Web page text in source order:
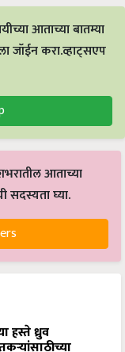
आताच्या बातम्या
जॉईन करा.व्हाट्सएप
आताच्या
सदस्यता घ्या.
हस्ते ध्रुव